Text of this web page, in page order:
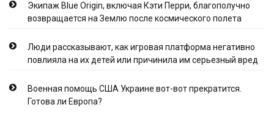
Экипаж Blue Origin, включая Кэти Перри, благополучно
возвращается на Землю после космического полета
Люди рассказывают, как игровая платформа негативно
повлияла на их детей или причинила им серьезный вред
Военная помощь США Украине вот-вот прекратится.
Готова ли Европа?